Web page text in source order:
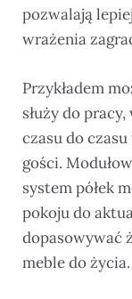
pozwalają
wrażenia
Przykładem
służy do
czasu do
gości.
system półek
pokoju do
dopasowywać
meble do życia.